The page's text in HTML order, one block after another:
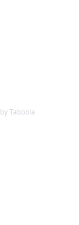
by Taboola